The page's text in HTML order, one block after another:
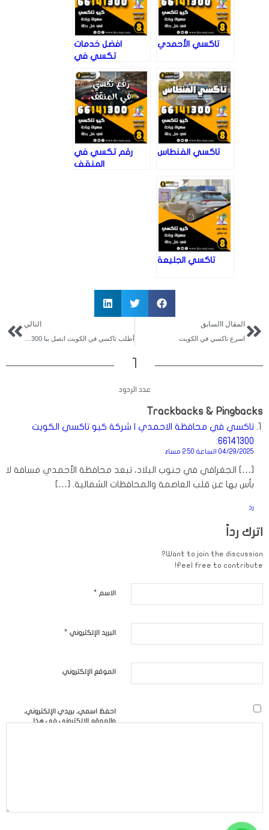
تاكسي الأحمدي
افضل خدمات
تكسي في
تاكسي الفنطاس
رقم تكسي في
المنقف
تاكسي الجليعة
المقال االسابق
اسرع تاكسي في الكويت
التالي
1
عدد الردود
Trackbacks & Pingbacks
يقول
تاكسي في محافظة الاحمدي | شركة كيو تاكسي الكويت
66141300
:
04/29/2025 الساعة 2:50 مساءً
[…] الجغرافي في جنوب البلاد، تبعد محافظة الأحمدي مسافة لا
بأس بها عن قلب العاصمة والمحافظات الشمالية. […]
رد
اترك رداً
Want to join the discussion?
Feel free to contribute!
الاسم *
البريد الإلكتروني *
الموقع الإلكتروني
احفظ اسمي، بريدي الإلكتروني،
والموقع الإلكتروني في هذا